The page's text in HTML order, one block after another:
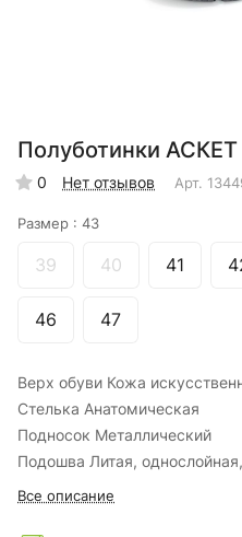
Полуботинки
0 Нет отзывов Арт.
Размер : 43
39 40 41
46 47
Верх обуви Кожа
Стелька Анатомическая
Подносок Металлический
Подошва Литая,
Цвет Черный
Все описание